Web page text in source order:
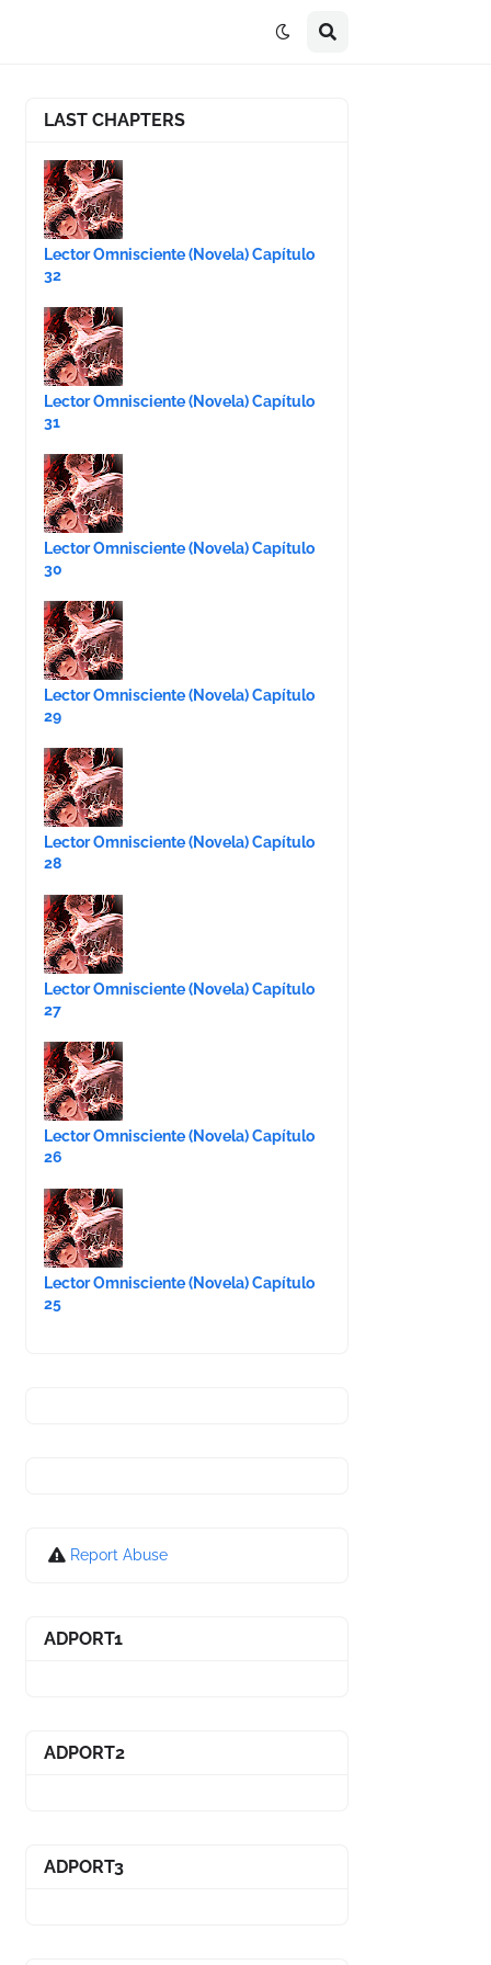
LAST CHAPTERS
Lector Omnisciente (Novela) Capítulo
32
Lector Omnisciente (Novela) Capítulo
31
Lector Omnisciente (Novela) Capítulo
30
Lector Omnisciente (Novela) Capítulo
29
Lector Omnisciente (Novela) Capítulo
28
Lector Omnisciente (Novela) Capítulo
27
Lector Omnisciente (Novela) Capítulo
26
Lector Omnisciente (Novela) Capítulo
25
Report Abuse
ADPORT1
ADPORT2
ADPORT3